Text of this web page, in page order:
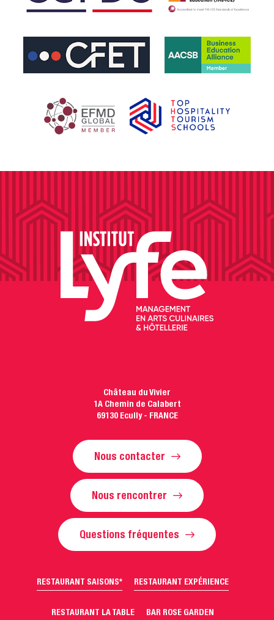
Château du Vivier
1A Chemin de Calabert
69130 Ecully - FRANCE
Nous contacter
Nous rencontrer
Questions fréquentes
RESTAURANT SAISONS* RESTAURANT EXPÉRIENCE
RESTAURANT LA TABLE BAR ROSE GARDEN